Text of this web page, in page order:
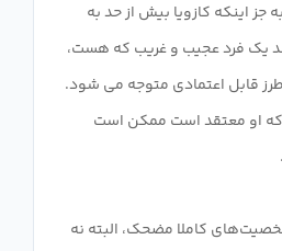
اینکه کازویا بیش از حد به
یک فرد عجیب و غریب که هست،
طرز قابل اعتمادی متوجه می شود.
او معتقد است ممکن است
کاملا مضحک، البته نه